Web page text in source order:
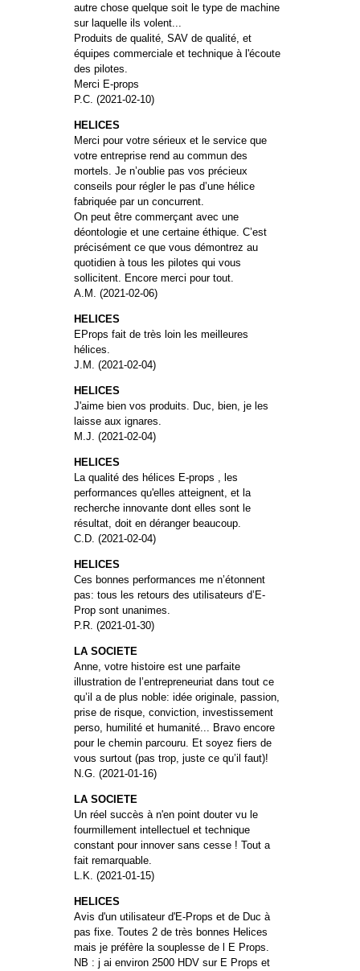
autre chose quelque soit le type de machine
sur laquelle ils volent...
Produits de qualité, SAV de qualité, et
équipes commerciale et technique à l'écoute
des pilotes.
Merci E-props
P.C. (2021-02-10)
HELICES
Merci pour votre sérieux et le service que
votre entreprise rend au commun des
mortels. Je n’oublie pas vos précieux
conseils pour régler le pas d’une hélice
fabriquée par un concurrent.
On peut être commerçant avec une
déontologie et une certaine éthique. C’est
précisément ce que vous démontrez au
quotidien à tous les pilotes qui vous
sollicitent. Encore merci pour tout.
A.M. (2021-02-06)
HELICES
EProps fait de très loin les meilleures
hélices.
J.M. (2021-02-04)
HELICES
J'aime bien vos produits. Duc, bien, je les
laisse aux ignares.
M.J. (2021-02-04)
HELICES
La qualité des hélices E-props , les
performances qu'elles atteignent, et la
recherche innovante dont elles sont le
résultat, doit en déranger beaucoup.
C.D. (2021-02-04)
HELICES
Ces bonnes performances me n’étonnent
pas: tous les retours des utilisateurs d’E-
Prop sont unanimes.
P.R. (2021-01-30)
LA SOCIETE
Anne, votre histoire est une parfaite
illustration de l’entrepreneuriat dans tout ce
qu’il a de plus noble: idée originale, passion,
prise de risque, conviction, investissement
perso, humilité et humanité... Bravo encore
pour le chemin parcouru. Et soyez fiers de
vous surtout (pas trop, juste ce qu’il faut)!
N.G. (2021-01-16)
LA SOCIETE
Un réel succès à n'en point douter vu le
fourmillement intellectuel et technique
constant pour innover sans cesse ! Tout a
fait remarquable.
L.K. (2021-01-15)
HELICES
Avis d'un utilisateur d'E-Props et de Duc à
pas fixe. Toutes 2 de très bonnes Helices
mais je préfère la souplesse de l E Props.
NB : j ai environ 2500 HDV sur E Props et